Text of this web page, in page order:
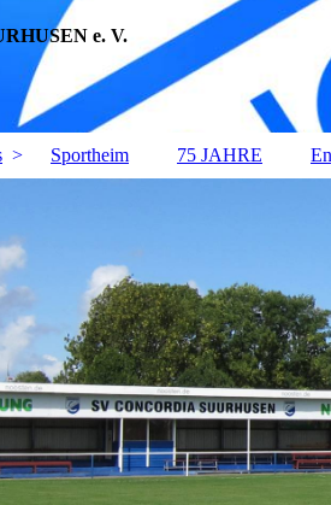
e. V.
Sportheim 75 JAHRE